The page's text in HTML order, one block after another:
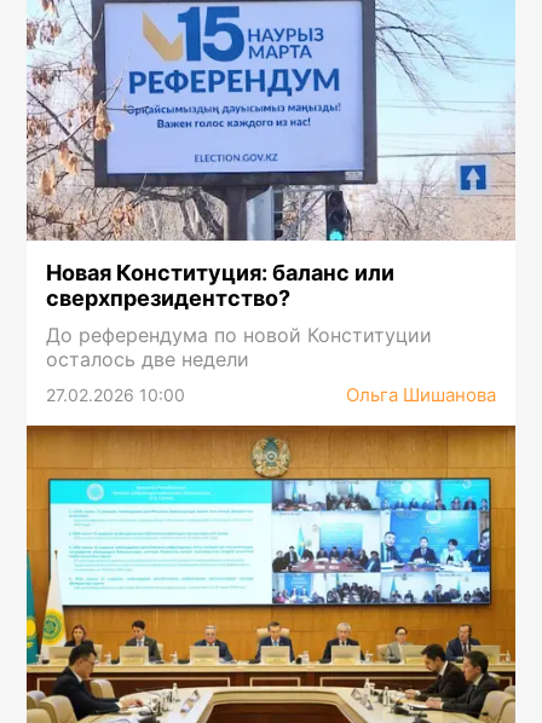
Новая Конституция: баланс или
сверхпрезидентство?
До референдума по новой Конституции
осталось две недели
27.02.2026 10:00 Ольга Шишанова